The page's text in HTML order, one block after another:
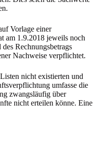
Vorlage einer
am 1.9.2018 jeweils noch
Rechnungsbetrags
Nachweise verpflichtet.
nicht existierten und
umfasse die
zwangsläufig über
nicht erteilen könne. Eine